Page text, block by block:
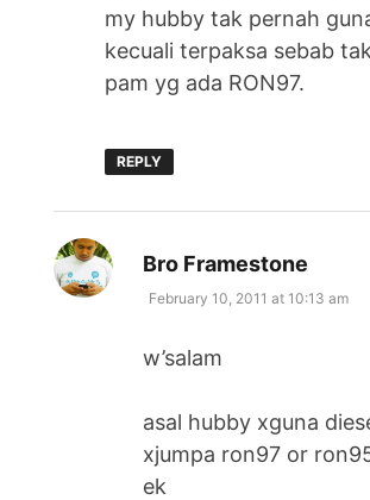
my hubby tak pernah
kecuali terpaksa sebab
pam yg ada RON97.
REPLY
Bro Framestone
February 10, 2011 at 10:13 am
w’salam
asal hubby xguna
xjumpa ron97 or
ek